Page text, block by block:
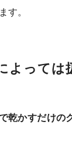
す。
よっては
で乾かすだけ